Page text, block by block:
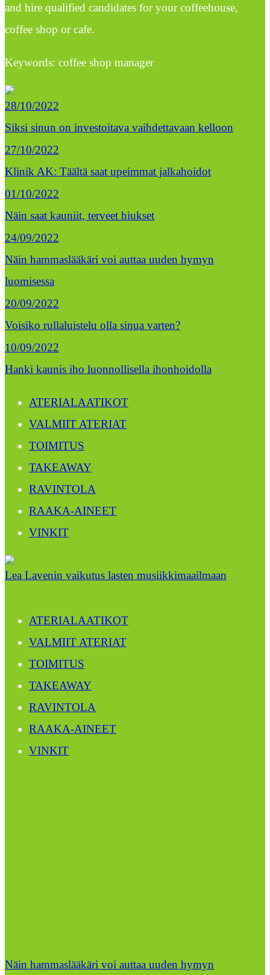
and hire qualified candidates for your coffeehouse,
coffee shop or cafe.
Keywords: coffee shop manager
28/10/2022
Siksi sinun on investoitava vaihdettavaan kelloon
27/10/2022
Klinik AK: Täältä saat upeimmat jalkahoidot
01/10/2022
Näin saat kauniit, terveet hiukset
24/09/2022
Näin hammaslääkäri voi auttaa uuden hymyn
luomisessa
20/09/2022
Voisiko rullaluistelu olla sinua varten?
10/09/2022
Hanki kaunis iho luonnollisella ihonhoidolla
ATERIALAATIKOT
VALMIIT ATERIAT
TOIMITUS
TAKEAWAY
RAVINTOLA
RAAKA-AINEET
VINKIT
Lea Lavenin vaikutus lasten musiikkimaailmaan
ATERIALAATIKOT
VALMIIT ATERIAT
TOIMITUS
TAKEAWAY
RAVINTOLA
RAAKA-AINEET
VINKIT
Näin hammaslääkäri voi auttaa uuden hymyn